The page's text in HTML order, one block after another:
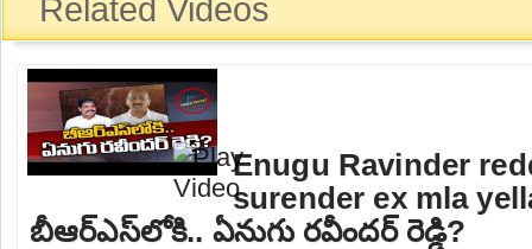
Related Videos
Enugu Ravinder
surender ex mla
బీఆర్ఎస్‌లోకి.. ఏనుగు రవీందర్ రెడ్డి?